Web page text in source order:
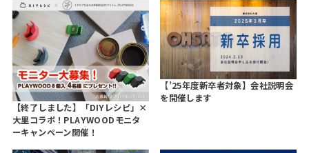
【終了しました】「DIYレシピ」×
大里コラボ！PLAYWOODモニタ
ーキャンペーン開催！
【’25年度新卒者対象】会社説明会
を開催します